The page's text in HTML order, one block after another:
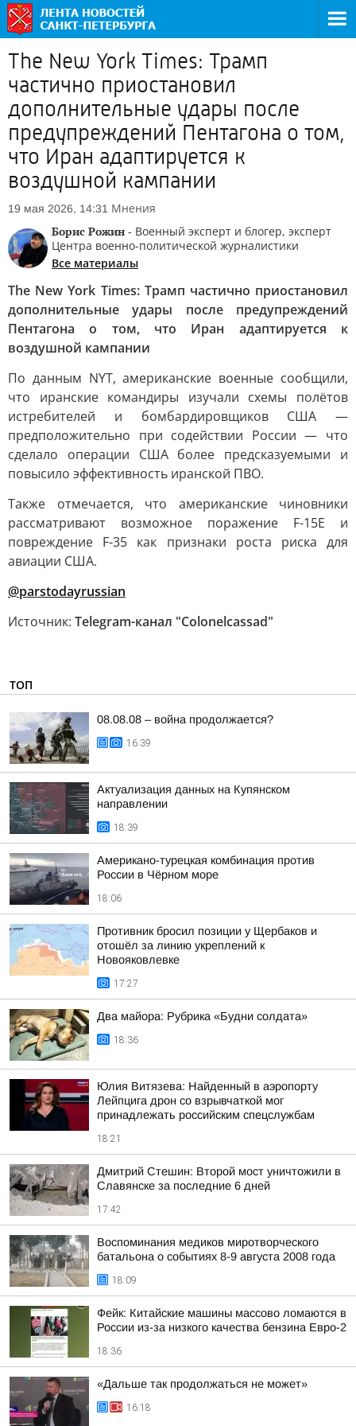
The New York Times: Трамп
частично приостановил
дополнительные удары после
предупреждений Пентагона о том,
что Иран адаптируется к
воздушной кампании
19 мая 2026, 14:31 Мнения
Борис Рожин - Военный эксперт и блогер, эксперт
Центра военно-политической журналистики
Все материалы
The New York Times: Трамп частично приостановил
дополнительные удары после предупреждений
Пентагона о том, что Иран адаптируется к
воздушной кампании
По данным NYT, американские военные сообщили,
что иранские командиры изучали схемы полётов
истребителей и бомбардировщиков США —
предположительно при содействии России — что
сделало операции США более предсказуемыми и
повысило эффективность иранской ПВО.
Также отмечается, что американские чиновники
рассматривают возможное поражение F-15E и
повреждение F-35 как признаки роста риска для
авиации США.
@parstodayrussian
Источник: Telegram-канал "Colonelcassad"
ТОП
08.08.08 – война продолжается?
16:39
Актуализация данных на Купянском
направлении
18:39
Американо-турецкая комбинация против
России в Чёрном море
18:06
Противник бросил позиции у Щербаков и
отошёл за линию укреплений к
Новояковлевке
17:27
Два майора: Рубрика «Будни солдата»
18:36
Юлия Витязева: Найденный в аэропорту
Лейпцига дрон со взрывчаткой мог
принадлежать российским спецслужбам
18:21
Дмитрий Стешин: Второй мост уничтожили в
Славянске за последние 6 дней
17:42
Воспоминания медиков миротворческого
батальона о событиях 8-9 августа 2008 года
18:09
Фейк: Китайские машины массово ломаются в
России из-за низкого качества бензина Евро-2
18:36
«Дальше так продолжаться не может»
16:18